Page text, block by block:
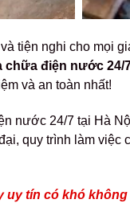
tiện nghi cho mọi
chữa điện nước 24/
và an toàn nhất!
nước 24/7 tại Hà
quy trình làm việc
uy tín có khó không